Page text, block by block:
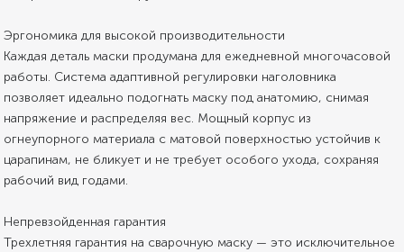
Эргономика для высокой производительности
Каждая деталь маски продумана для ежедневной многочасовой
работы. Система адаптивной регулировки наголовника
позволяет идеально подогнать маску под анатомию, снимая
напряжение и распределяя вес. Мощный корпус из
огнеупорного материала с матовой поверхностью устойчив к
царапинам, не бликует и не требует особого ухода, сохраняя
рабочий вид годами.
Непревзойденная гарантия
Трехлетняя гарантия на сварочную маску — это исключительное